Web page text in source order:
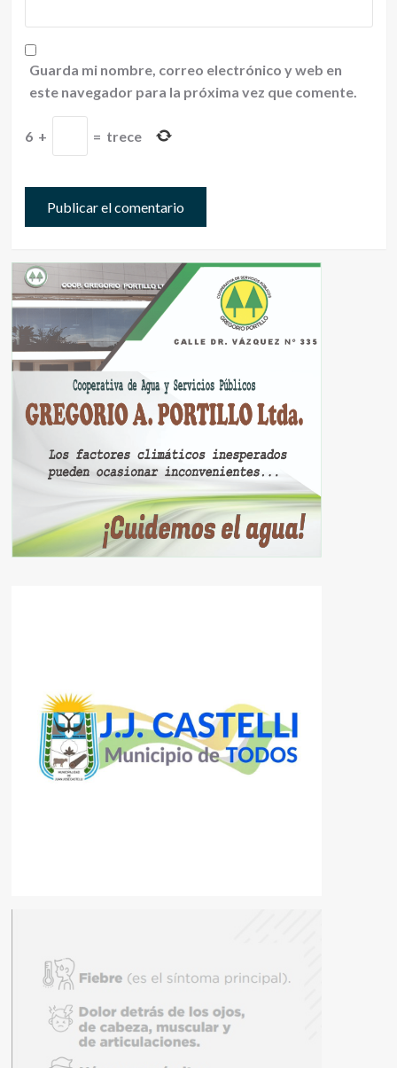
Guarda mi nombre, correo electrónico y web en
este navegador para la próxima vez que comente.
6 + = trece